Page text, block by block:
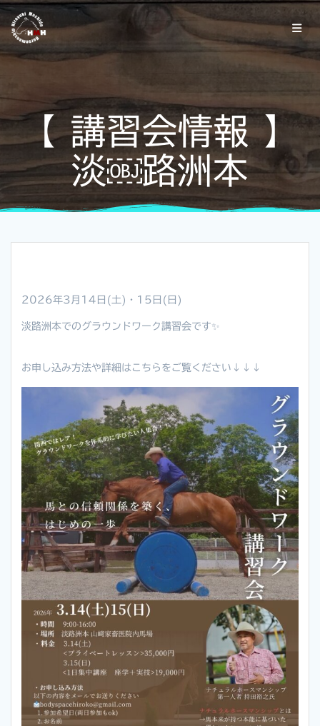
【 講習会情報 】
淡￼路洲本
2026年3月14日(土)・15日(日)
淡路洲本でのグラウンドワーク講習会です✨
お申し込み方法や詳細はこちらをご覧ください↓↓↓